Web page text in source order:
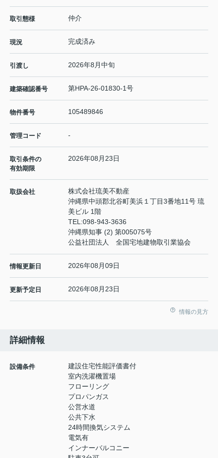
取引態様 仲介
現況 完成済み
引渡し 2026年8月中旬
建築確認番号 第HPA-26-01830-1号
物件番号 105489846
管理コード -
取引条件の
有効期限
2026年08月23日
取扱会社
株式会社琉美不動産
沖縄県中頭郡北谷町美浜１丁目3番地11号 琉
美ビル 1階
TEL:098-943-3636
沖縄県知事 (2) 第005075号
公益社団法人 全国宅地建物取引業協会
情報更新日 2026年08月09日
更新予定日 2026年08月23日
情報の見方
詳細情報
設備条件
建設住宅性能評価書付
室内洗濯機置場
フローリング
プロパンガス
公営水道
公共下水
24時間換気システム
電気有
インナーバルコニー